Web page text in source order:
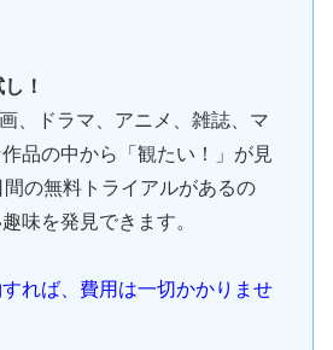
！
、ドラマ、アニメ、雑誌、マ
品の中から「観たい！」が見
の無料トライアルがあるの
味を発見できます。
れば、費用は一切かかりませ